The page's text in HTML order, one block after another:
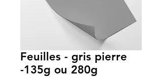
Feuilles - gris pierre
-135g ou 280g